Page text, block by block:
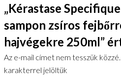
„Kérastase
sampon zsíros
hajvégekre 250ml”
Az e-mail címet nem tesszük közzé.
karakterrel jelöltük